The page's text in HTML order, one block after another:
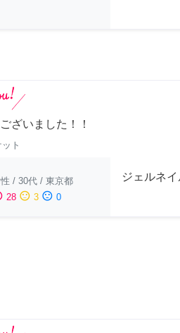
ざいました！！
ト
/ 30代 / 東京都
28 sentiment_neutral 3 sentiment_dissatisfied 0
ジェルネ